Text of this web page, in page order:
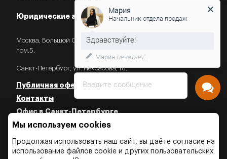
Юридические адреса в РФ
Москва, Большой Староданиловский пер., 2с7,
пом.5.
Санкт-Петербург, ул. Некрасова, 18.
Публичная оферта
Контакты
Офис в Санкт-Петербурге
Политика конфиденциальности
Политика об использовании Cookies
Политика об обработки персональных данных
Мы используем cookies
Продолжая использовать наш сайт, вы даёте согласие на
использование файлов cookie и других пользовательских
Введите сообщение
Мария
Начальник отдела продаж
Здравствуйте!
Мария печатает...